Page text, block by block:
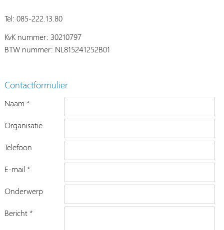
Tel: 085-222.13.80
KvK nummer: 30210797
BTW nummer: NL815241252B01
Contactformulier
Naam *
Organisatie
Telefoon
E-mail *
Onderwerp
Bericht *